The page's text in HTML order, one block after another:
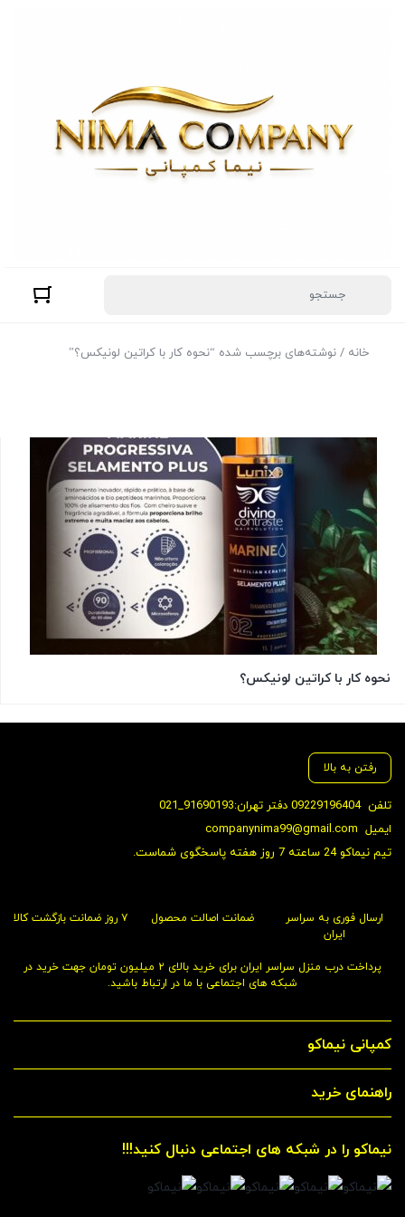
خانه / نوشته‌های برچسب شده “نحوه کار با کراتین لونیکس؟”
نحوه کار با کراتین لونیکس؟
رفتن به بالا
تلفن09229196404 دفتر تهران:91690193_021
ایمیل companynima99@gmail.com
تیم نیماکو 24 ساعته 7 روز هفته پاسخگوی شماست.
ارسال فوری به سراسر
ایران
ضمانت اصالت محصول ۷ روز ضمانت بازگشت کالا
پرداخت درب منزل سراسر ایران برای خرید بالای ۲ میلیون تومان جهت خرید در
شبکه های اجتماعی با ما در ارتباط باشید.
کمپانی نیماکو
راهنمای خرید
نیماکو را در شبکه های اجتماعی دنبال کنید!!!